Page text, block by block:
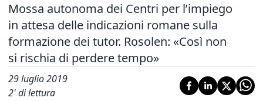
Mossa autonoma dei Centri per l’impiego
in attesa delle indicazioni romane sulla
formazione dei tutor. Rosolen: «Così non
si rischia di perdere tempo»
29 luglio 2019
2' di lettura